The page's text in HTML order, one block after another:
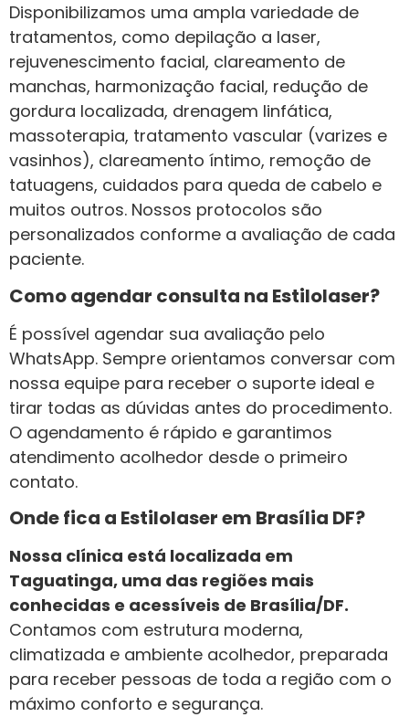
Disponibilizamos uma ampla variedade de
tratamentos, como depilação a laser,
rejuvenescimento facial, clareamento de
manchas, harmonização facial, redução de
gordura localizada, drenagem linfática,
massoterapia, tratamento vascular (varizes e
vasinhos), clareamento íntimo, remoção de
tatuagens, cuidados para queda de cabelo e
muitos outros. Nossos protocolos são
personalizados conforme a avaliação de cada
paciente.
Como agendar consulta na Estilolaser?
É possível agendar sua avaliação pelo
WhatsApp. Sempre orientamos conversar com
nossa equipe para receber o suporte ideal e
tirar todas as dúvidas antes do procedimento.
O agendamento é rápido e garantimos
atendimento acolhedor desde o primeiro
contato.
Onde fica a Estilolaser em Brasília DF?
Nossa clínica está localizada em
Taguatinga, uma das regiões mais
conhecidas e acessíveis de Brasília/DF.
Contamos com estrutura moderna,
climatizada e ambiente acolhedor, preparada
para receber pessoas de toda a região com o
máximo conforto e segurança.